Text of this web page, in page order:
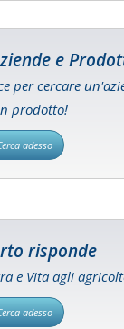
e
per cercare
prodotto!
adesso
risponde
e Vita agli
adesso